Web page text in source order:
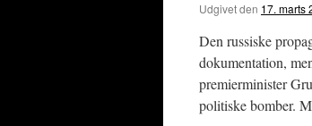
Udgivet den 17. marts
Den russiske
dokumentation,
premierminister
politiske bomber.